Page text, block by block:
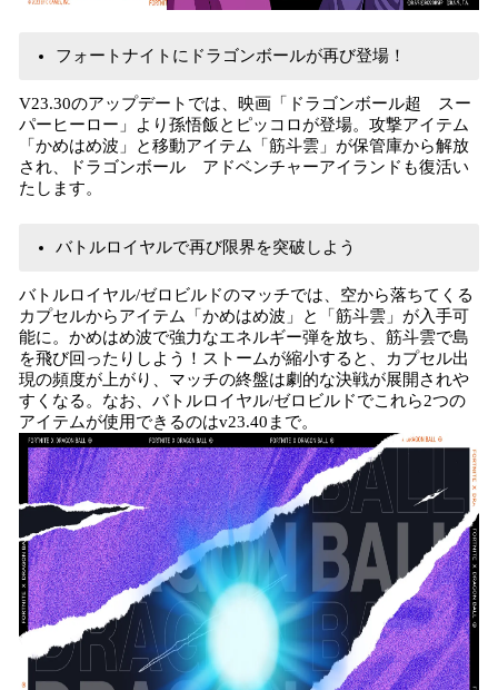
フォートナイトにドラゴンボールが再び登場！
V23.30のアップデートでは、映画「ドラゴンボール超 スー
パーヒーロー」より孫悟飯とピッコロが登場。攻撃アイテム
「かめはめ波」と移動アイテム「筋斗雲」が保管庫から解放
され、ドラゴンボール アドベンチャーアイランドも復活い
たします。
バトルロイヤルで再び限界を突破しよう
バトルロイヤル/ゼロビルドのマッチでは、空から落ちてくる
カプセルからアイテム「かめはめ波」と「筋斗雲」が入手可
能に。かめはめ波で強力なエネルギー弾を放ち、筋斗雲で島
を飛び回ったりしよう！ストームが縮小すると、カプセル出
現の頻度が上がり、マッチの終盤は劇的な決戦が展開されや
すくなる。なお、バトルロイヤル/ゼロビルドでこれら2つの
アイテムが使用できるのはv23.40まで。